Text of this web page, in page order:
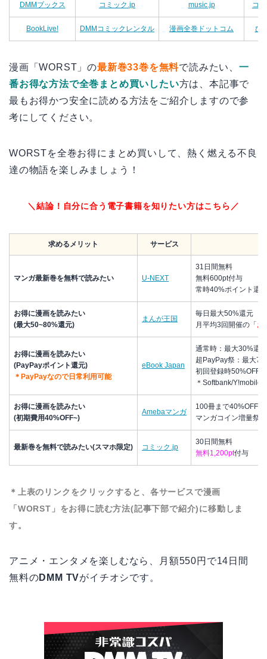
DMMブックス コミック.jp music.jp コ
BookLive! DMMコミックレンタル 漫画全巻ドットコム ひ
漫画「WORST」の最新巻33巻を無料で読みたい、一
番お得な方法で全巻まとめ買いしたい方は、本記事で
最もお得かつ安全に読める方法をご紹介しますので参
考にしてください。
WORSTを全巻お得にまとめ買いして、熱く燃える不良
達の物語を楽しみましょう！
＼結論！自分に合う電子書籍を知りたい方はこちら／
求めるメリット サービス
マンガ最新巻を無料で読みたい U-NEXT
31日間無料
無料600pt付与
常時40%ポイント還元
お得に漫画を読みたい
(最大50~80%還元)
まんが王国
毎日最大50%還元
月平均3回開催の「 お
お得に漫画を読みたい
(PayPayポイント還元)
＊PayPayなので日常利用可能
eBook Japan
通常時：最大30%還元
超PayPay祭：最大
初回登録時50%OFF
＊Softbank/Y!mobile
お得に漫画を読みたい
(初期費用40%OFF~)
Amebaマンガ
100冊まで40%OFFク
マンガコイン増量祭
最新巻を無料で読みたい(スマホ限定) コミック.jp
30日間無料
無料1,200pt付与
＊上表のリンクをクリックすると、各サービスで漫画
「WORST」をお得に読む方法(記事下部で紹介)に移動しま
す。
アニメ・エンタメを楽しむなら、月額550円で14日間
無料のDMM TVがイチオシです。